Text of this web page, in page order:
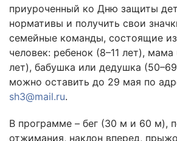
приуроченный ко Дню защиты
нормативы и получить свои
семейные команды, состоящие
человек: ребенок (8–11 лет),
лет), бабушка или дедушка
можно оставить до 29 мая по
sh3@mail.ru.
В программе – бег (30 м и 60 м),
отжимания, наклон вперед,